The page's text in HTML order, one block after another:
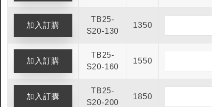
TB25-
S20-130
1350
TB25-
S20-160
1550
TB25-
S20-200
1850